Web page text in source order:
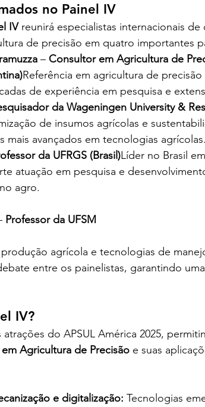
no Painel IV
IV reunirá especialistas internacionais de
de precisão em quatro importantes
– Consultor em Agricultura de
Referência em agricultura de precisão
de experiência em pesquisa e
da Wageningen University &
de insumos agrícolas e
mais avançados em tecnologias agrícolas.
da UFRGS (Brasil)Líder no Brasil
atuação em pesquisa e
agro.
Professor da UFSM
entre os painelistas, garantindo
IV?
do APSUL América 2025,
Agricultura de Precisão e suas
e digitalização: Tecnologias